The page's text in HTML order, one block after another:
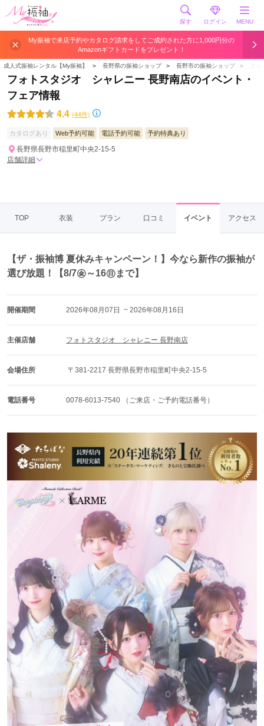
探す ログイン MENU
My振袖で来店予約やカタログ請求をしてご成約された方に1,000円分の
Amazonギフトカードをプレゼント！
成人式振袖レンタル【My振袖】 ＞ 長野県の振袖ショップ ＞ 長野市の振袖ショップ ＞ フ
フォトスタジオ シャレニー 長野南店のイベント・
フェア情報
4.4 (44件)
カタログあり Web予約可能 電話予約可能 予約特典あり
長野県長野市稲里町中央2-15-5
店舗詳細
TOP 衣装 プラン 口コミ イベント アクセス
【ザ・振袖博 夏休みキャンペーン！】今なら新作の振袖が
選び放題！【8/7㊎～16㊐まで】
開催期間 2026年08月07日  ~ 2026年08月16日
主催店舗 フォトスタジオ　シャレニー 長野南店
会場住所 〒381-2217 長野県長野市稲里町中央2-15-5
電話番号 0078-6013-7540 （ご来店・ご予約電話番号）